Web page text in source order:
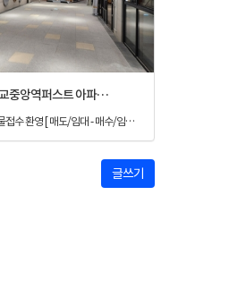
힐스테이트광교중앙역퍼스트 아파트 / 힐스에비뉴상가 압주시작
상가 / 아파트 매물접수 환영 [ 매도/임대 - 매수/임차 ] 031-253-7800 입주지원센타 오픈 상가 2층 지하 3층 광교중앙역 지하철 연결통로 지하2층 광교중앙역 버스환승센타 연결통로
글쓰기